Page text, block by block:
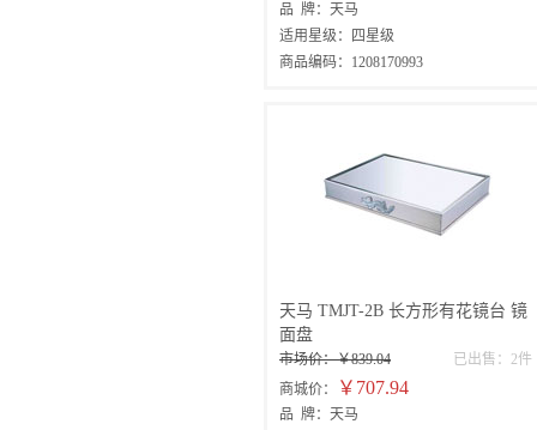
品 牌：天马
适用星级：四星级
商品编码：1208170993
天马 TMJT-2B 长方形有花镜台 镜
面盘
已出售：2件
市场价：￥839.04
商城价：
￥707.94
品 牌：天马